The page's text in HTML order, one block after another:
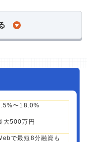
〜18.0%
大500万円
で最短8分融資も